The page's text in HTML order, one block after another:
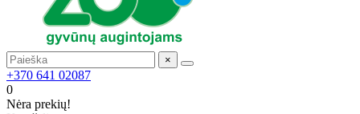
×
+370 641 02087
0
Nėra prekių!